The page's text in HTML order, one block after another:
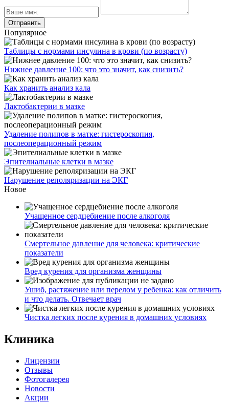
Популярное
Таблицы с нормами инсулина в крови (по возрасту)
Нижнее давление 100: что это значит, как снизить?
Как хранить анализ кала
Лактобактерии в мазке
Удаление полипов в матке: гистероскопия,
послеоперационный режим
Эпителиальные клетки в мазке
Нарушение реполяризации на ЭКГ
Новое
Учащенное сердцебиение после алкоголя
Смертельное давление для человека: критические
показатели
Вред курения для организма женщины
Ушиб, растяжение или перелом у ребенка: как отличить
и что делать. Отвечает врач
Чистка легких после курения в домашних условиях
Клиника
Лицензии
Отзывы
Фотогалерея
Новости
Акции